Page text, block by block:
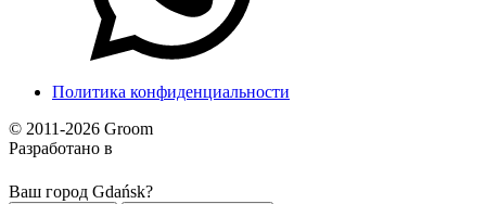
Политика конфиденциальности
© 2011-2026 Groom
Разработано в
Ваш город Gdańsk?